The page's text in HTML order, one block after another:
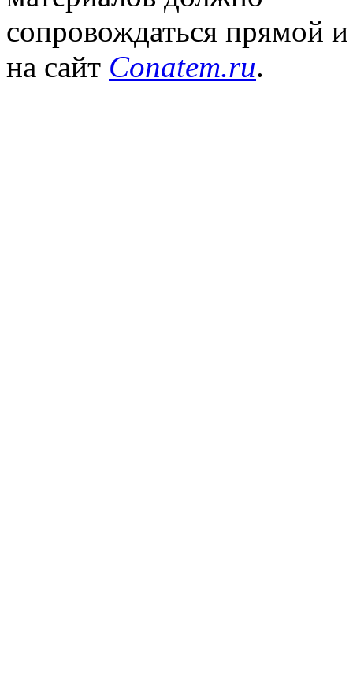
сопровождаться прямой
на сайт Conatem.ru.